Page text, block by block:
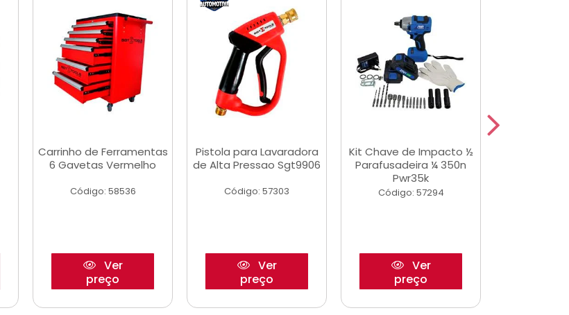
Carrinho de Ferramentas
6 Gavetas Vermelho
Código: 58536
Ver
preço
Pistola para Lavaradora
de Alta Pressao Sgt9906
Código: 57303
Ver
preço
Kit Chave de Impacto ½
Parafusadeira ¼ 350n
Pwr35k
Código: 57294
Ver
preço